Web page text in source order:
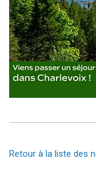
Retour à la liste des